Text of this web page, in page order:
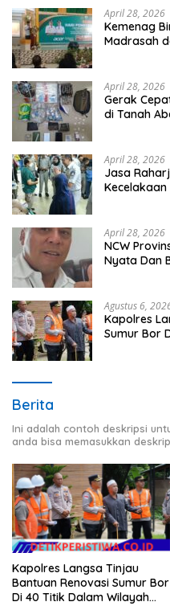
April 28, 2026
Kemenag
Madrasah
April 28, 2026
Gerak
di Tanah
April 28, 2026
Jasa
Kecelakaan
April 28, 2026
NCW
Nyata Dan
Agustus 6,
Kapolres
Sumur Bor
Berita
Ini adalah contoh deskripsi
anda bisa memasukkan
Kapolres Langsa Tinjau
Bantuan Renovasi Sumur Bor
Di 40 Titik Dalam Wilayah